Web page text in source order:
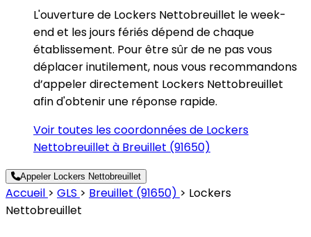
L'ouverture de Lockers Nettobreuillet le week-
end et les jours fériés dépend de chaque
établissement. Pour être sûr de ne pas vous
déplacer inutilement, nous vous recommandons
d’appeler directement Lockers Nettobreuillet
afin d'obtenir une réponse rapide.
Voir toutes les coordonnées de Lockers
Nettobreuillet à Breuillet (91650)
Appeler Lockers Nettobreuillet
Accueil > GLS > Breuillet (91650) > Lockers
Nettobreuillet